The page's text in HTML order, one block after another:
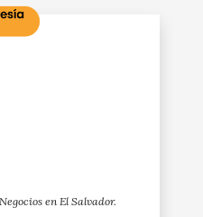
en El Salvador.